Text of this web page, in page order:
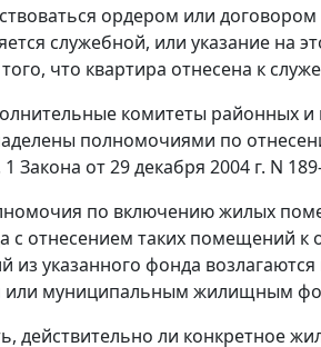
ордером или
служебной, или указание на
что квартира отнесена к
комитеты районных и
полномочиями по
Закона от 29 декабря 2004 г. N
по включению жилых
отнесением таких помещений к
указанного фонда
или муниципальным жилищным
действительно ли конкретное